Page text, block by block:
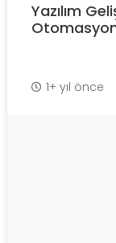
Yazılım
1+ yıl önce